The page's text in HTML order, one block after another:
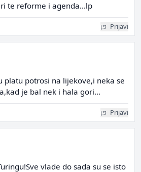
te reforme i agenda...lp
Prijavi
platu potrosi na lijekove,i neka se
je bal nek i hala gori...
Prijavi
vlade do sada su se isto